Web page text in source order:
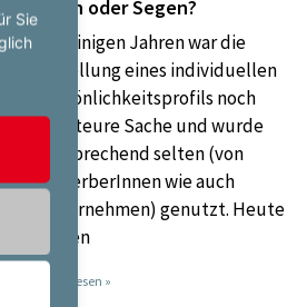
Fluch oder Segen?
Vor einigen Jahren war die
Erstellung eines individuellen
Persönlichkeitsprofils noch
eine teure Sache und wurde
entsprechend selten (von
BewerberInnen wie auch
Unternehmen) genutzt. Heute
bieten
Weiterlesen »
Sie